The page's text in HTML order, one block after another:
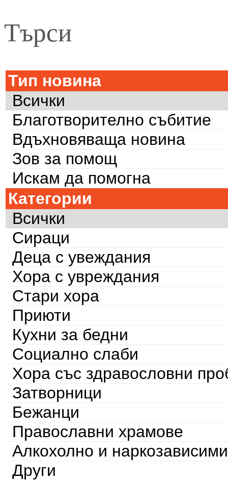
Търси
Тип новина
Всички
Благотворително събитие
Вдъхновяваща новина
Зов за помощ
Искам да помогна
Категории
Всички
Сираци
Деца с увеждания
Хора с увреждания
Стари хора
Приюти
Кухни за бедни
Социално слаби
Хора със здравословни
Затворници
Бежанци
Православни храмове
Алкохолно и наркозависими
Други